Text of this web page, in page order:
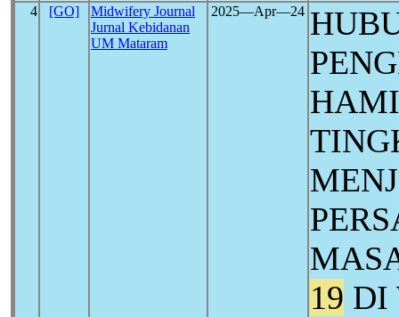
4 [GO]
Midwifery Journal
Jurnal Kebidanan
UM Mataram
2025―Apr―24
19 DI